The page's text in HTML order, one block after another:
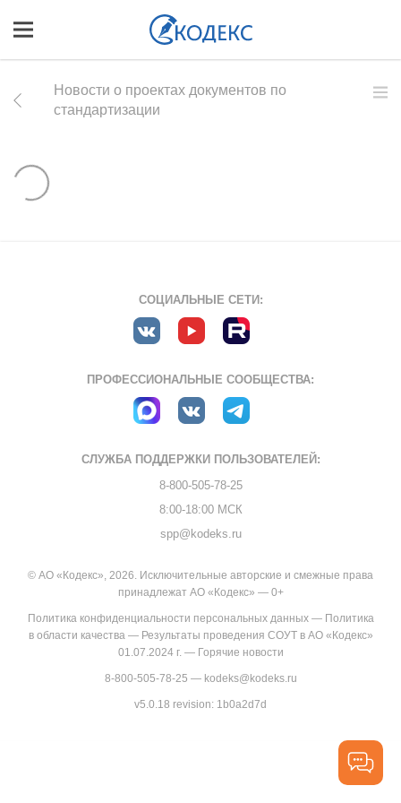
Новости о проектах документов по
стандартизации
СОЦИАЛЬНЫЕ СЕТИ:
ПРОФЕССИОНАЛЬНЫЕ СООБЩЕСТВА:
СЛУЖБА ПОДДЕРЖКИ ПОЛЬЗОВАТЕЛЕЙ:
8-800-505-78-25
8:00-18:00 МСК
spp@kodeks.ru
© АО «Кодекс», 2026. Исключительные авторские и смежные права
принадлежат АО «Кодекс» — 0+
Политика конфиденциальности персональных данных— Политика
в области качества— Результаты проведения СОУТ в АО «Кодекс»
01.07.2024 г.— Горячие новости
8-800-505-78-25 — kodeks@kodeks.ru
v5.0.18 revision: 1b0a2d7d